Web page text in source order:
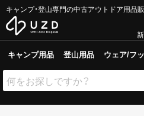
キャンプ・登山専門の中古アウトドア用品
キャンプ用品 登山用品 ウェア/フ